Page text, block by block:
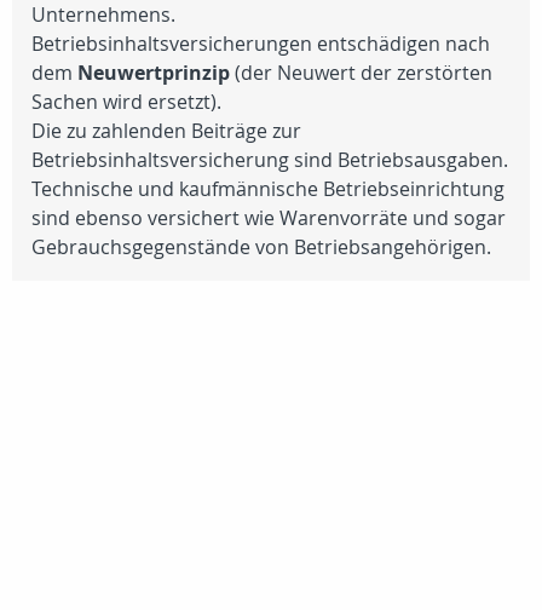
Unternehmens.
Betriebsinhaltsversicherungen entschädigen nach
dem Neuwertprinzip(der Neuwert der zerstörten
Sachen wird ersetzt).
Die zu zahlenden Beiträge zur
Betriebsinhaltsversicherung sind Betriebsausgaben.
Technische und kaufmännische Betriebseinrichtung
sind ebenso versichert wie Warenvorräte und sogar
Gebrauchsgegenstände von Betriebsangehörigen.